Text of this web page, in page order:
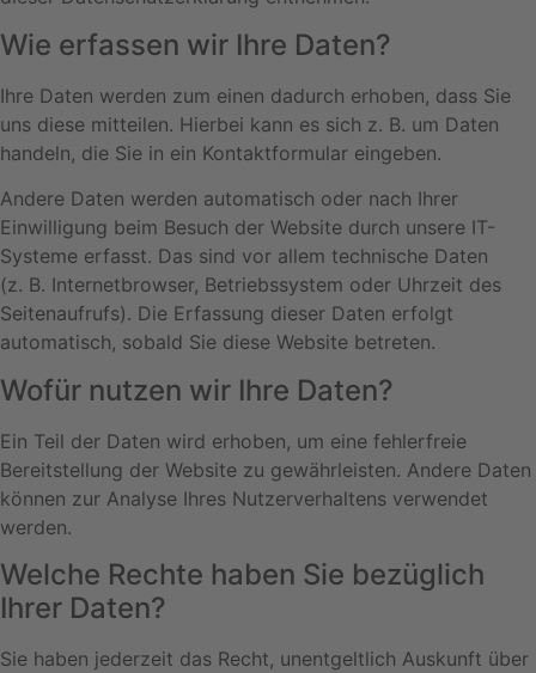
Wie erfassen wir Ihre Daten?
Ihre Daten werden zum einen dadurch erhoben, dass Sie
uns diese mitteilen. Hierbei kann es sich z. B. um Daten
handeln, die Sie in ein Kontaktformular eingeben.
Andere Daten werden automatisch oder nach Ihrer
Einwilligung beim Besuch der Website durch unsere IT-
Systeme erfasst. Das sind vor allem technische Daten
(z. B. Internetbrowser, Betriebssystem oder Uhrzeit des
Seitenaufrufs). Die Erfassung dieser Daten erfolgt
automatisch, sobald Sie diese Website betreten.
Wofür nutzen wir Ihre Daten?
Ein Teil der Daten wird erhoben, um eine fehlerfreie
Bereitstellung der Website zu gewährleisten. Andere Daten
können zur Analyse Ihres Nutzerverhaltens verwendet
werden.
Welche Rechte haben Sie bezüglich
Ihrer Daten?
Sie haben jederzeit das Recht, unentgeltlich Auskunft über